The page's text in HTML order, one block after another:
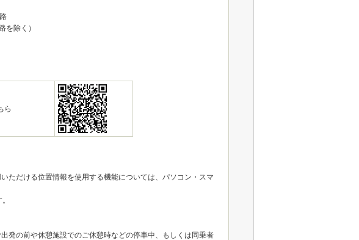
を除く）
ただける位置情報を使用する機能については、パソコン・スマ
発の前や休憩施設でのご休憩時などの停車中、もしくは同乗者